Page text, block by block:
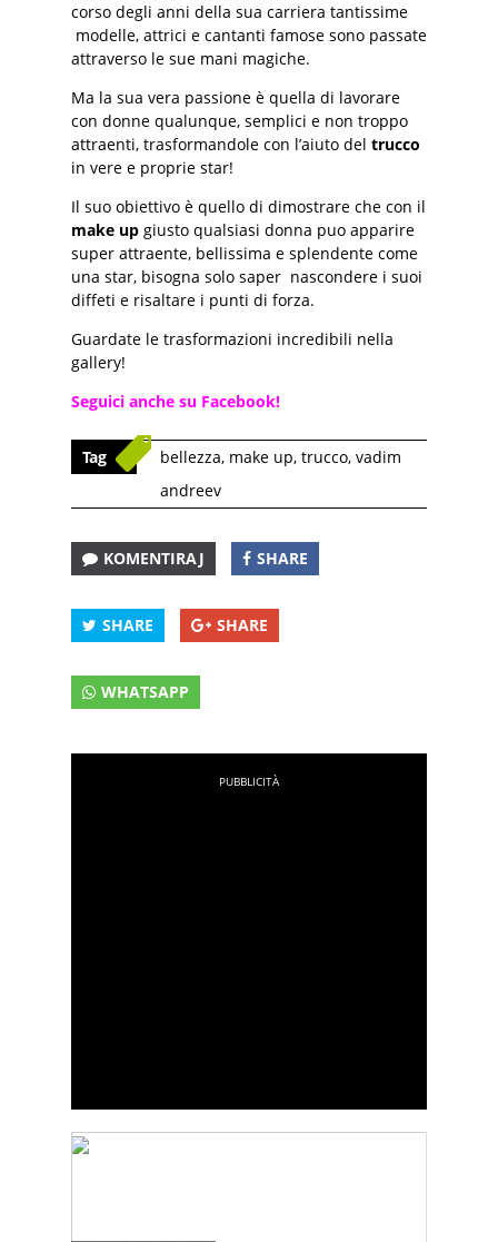
corso degli anni della sua carriera tantissime
modelle, attrici e cantanti famose sono passate
attraverso le sue mani magiche.
Ma la sua vera passione è quella di lavorare
con donne qualunque, semplici e non troppo
attraenti, trasformandole con l’aiuto del trucco
in vere e proprie star!
Il suo obiettivo è quello di dimostrare che con il
make up giusto qualsiasi donna puo apparire
super attraente, bellissima e splendente come
una star, bisogna solo saper nascondere i suoi
diffeti e risaltare i punti di forza.
Guardate le trasformazioni incredibili nella
gallery!
Seguici anche su Facebook!
Tag bellezza, make up, trucco, vadim
andreev
KOMENTIRAJ SHARE
SHARE SHARE
WHATSAPP